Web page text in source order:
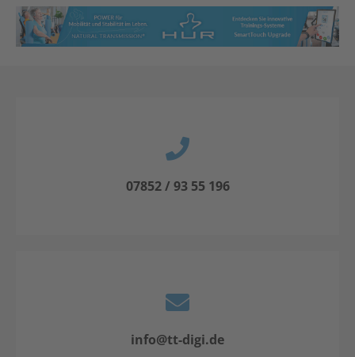
07852 / 93 55 196
info@tt-digi.de